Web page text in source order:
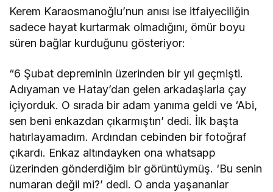
Kerem Karaosmanoğlu’nun anısı ise itfaiyeciliğin
sadece hayat kurtarmak olmadığını, ömür boyu
süren bağlar kurduğunu gösteriyor:
“6 Şubat depreminin üzerinden bir yıl geçmişti.
Adıyaman ve Hatay’dan gelen arkadaşlarla çay
içiyorduk. O sırada bir adam yanıma geldi ve ‘Abi,
sen beni enkazdan çıkarmıştın’ dedi. İlk başta
hatırlayamadım. Ardından cebinden bir fotoğraf
çıkardı. Enkaz altındayken ona whatsapp
üzerinden gönderdiğim bir görüntüymüş. ‘Bu senin
numaran değil mi?’ dedi. O anda yaşananlar